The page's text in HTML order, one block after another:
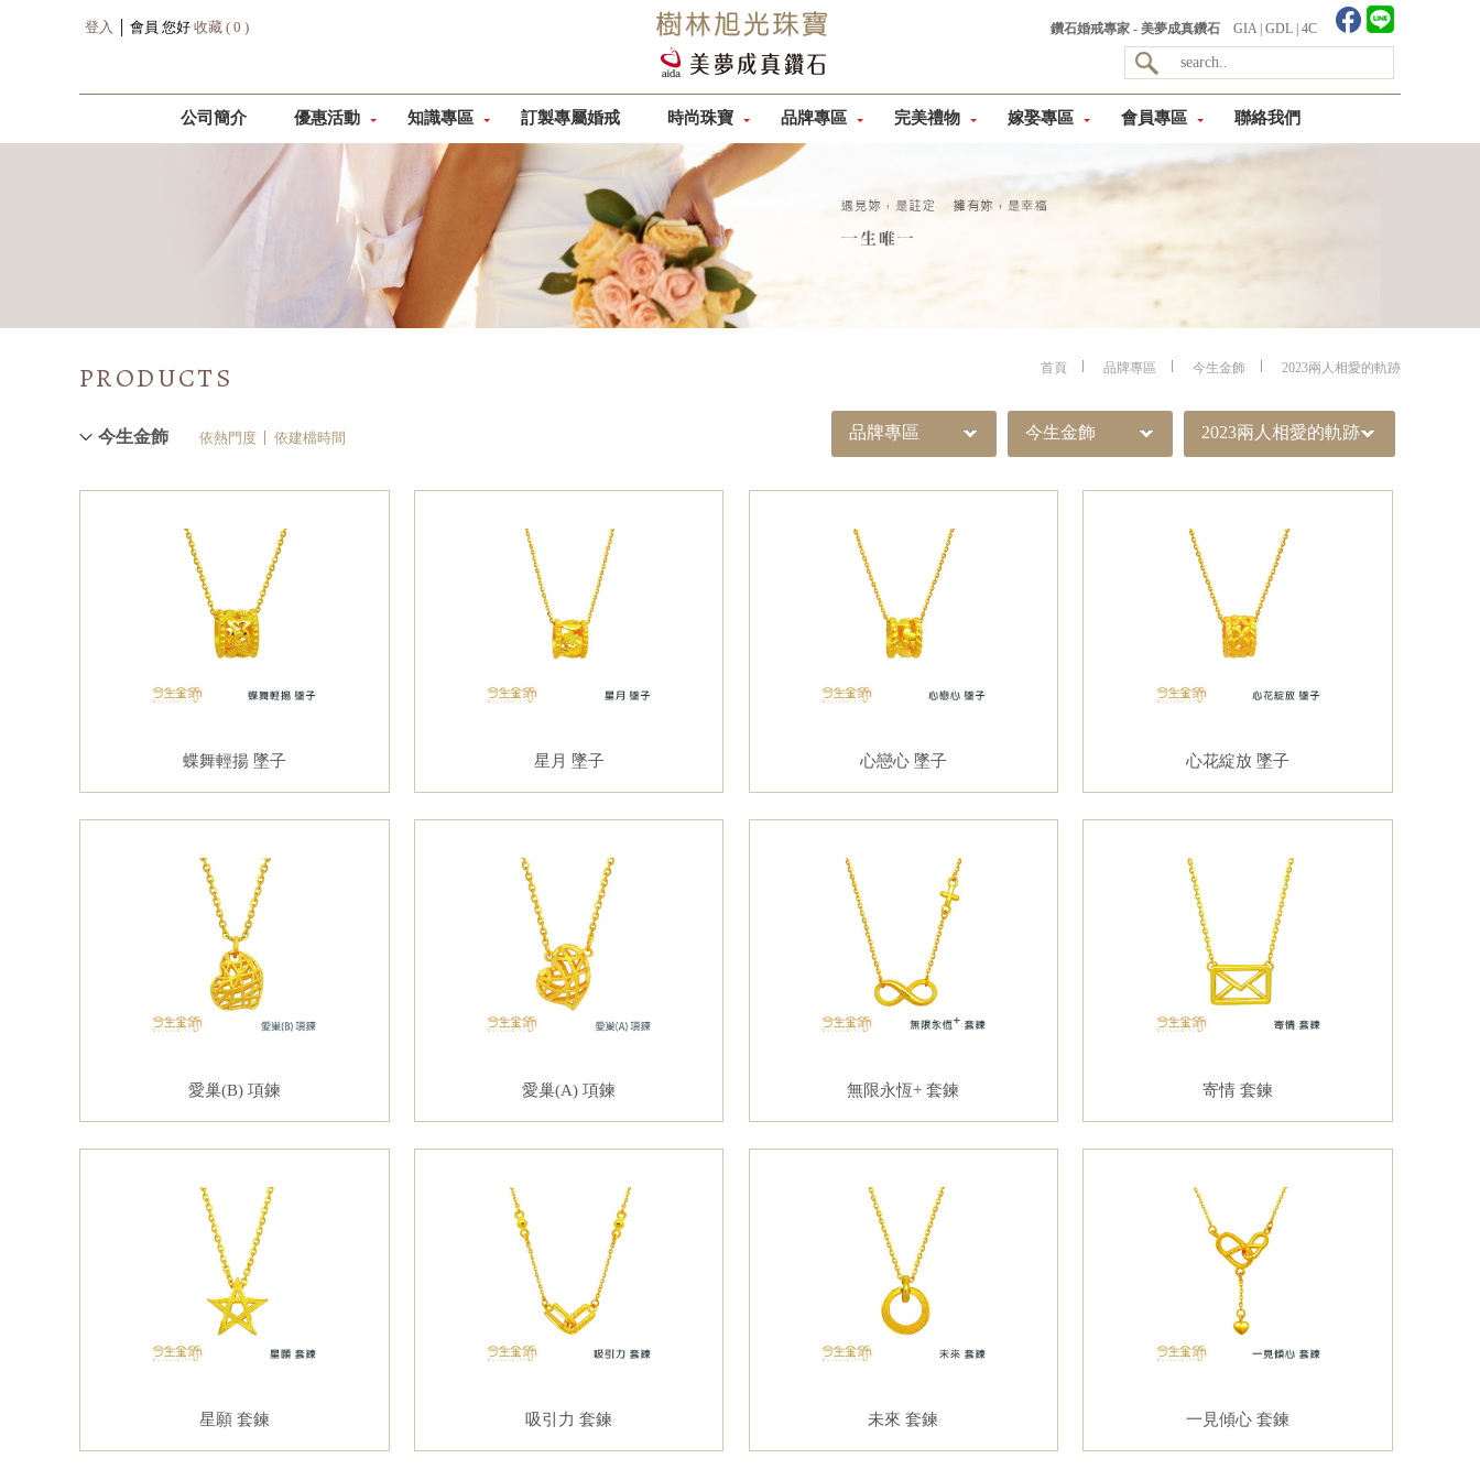
登入 │ 會員 您好 收藏 ( 0 ) 鑽石婚戒專家 - 美夢成真鑽石 GIA| GDL| 4C
公司簡介 優惠活動 知識專區 訂製專屬婚戒 時尚珠寶 品牌專區 完美禮物 嫁娶專區 會員專區 聯絡我們
首頁 品牌專區 今生金飾 2023兩人相愛的軌跡
PRODUCTS
品牌專區 今生金飾 2023兩人相愛的軌跡
今生金飾 依熱門度 依建檔時間
蝶舞輕揚 墜子 星月 墜子 心戀心 墜子 心花綻放 墜子
愛巢(B) 項鍊 愛巢(A) 項鍊 無限永恆+ 套鍊 寄情 套鍊
星願 套鍊 吸引力 套鍊 未來 套鍊 一見傾心 套鍊